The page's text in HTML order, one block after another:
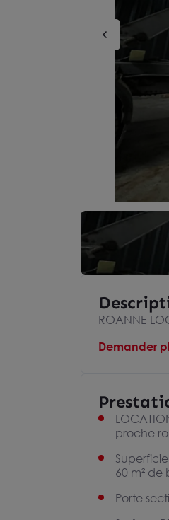
ROANNE
Demander
proche
60 m²
Porte